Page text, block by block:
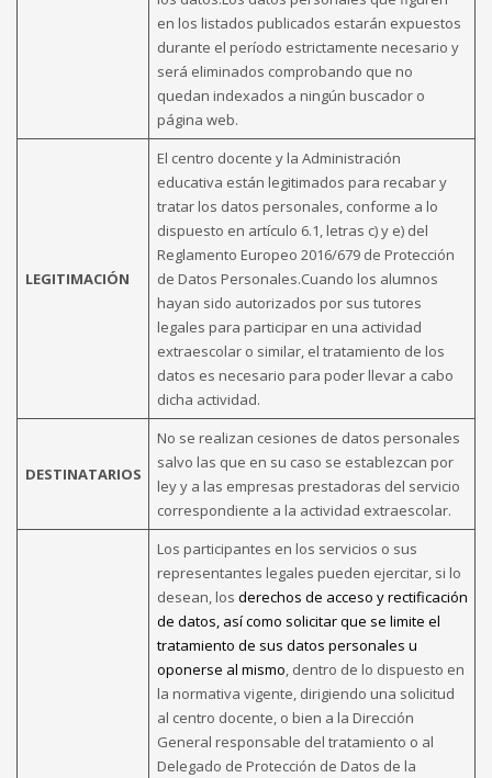
en los listados publicados estarán expuestos
durante el período estrictamente necesario y
será eliminados comprobando que no
quedan indexados a ningún buscador o
página web.
LEGITIMACIÓN
El centro docente y la Administración
educativa están legitimados para recabar y
tratar los datos personales, conforme a lo
dispuesto en artículo 6.1, letras c) y e) del
Reglamento Europeo 2016/679 de Protección
de Datos Personales.Cuando los alumnos
hayan sido autorizados por sus tutores
legales para participar en una actividad
extraescolar o similar, el tratamiento de los
datos es necesario para poder llevar a cabo
dicha actividad.
DESTINATARIOS
No se realizan cesiones de datos personales
salvo las que en su caso se establezcan por
ley y a las empresas prestadoras del servicio
correspondiente a la actividad extraescolar.
Los participantes en los servicios o sus
representantes legales pueden ejercitar, si lo
desean, los derechos de acceso y rectificación
de datos, así como solicitar que se limite el
tratamiento de sus datos personales u
oponerse al mismo , dentro de lo dispuesto en
la normativa vigente, dirigiendo una solicitud
al centro docente, o bien a la Dirección
General responsable del tratamiento o al
Delegado de Protección de Datos de la